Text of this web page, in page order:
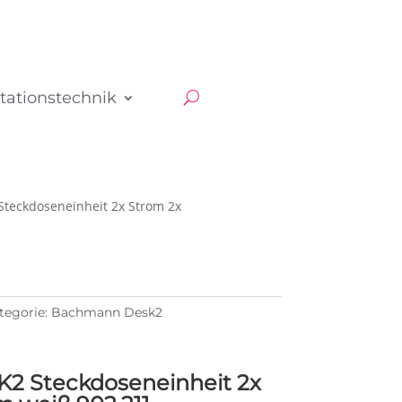
2x Strom 2x
Bachmann Desk2
Steckdoseneinheit 2x